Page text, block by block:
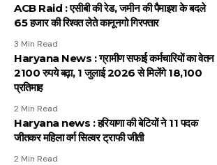
ACB Raid : एसीबी की रेड, जमीन की पैमाइश के बदले
65 हजार की रिश्वत लेते कानूनगो गिरफ्तार
3 Min Read
Haryana News : ग्रामीण सफाई कर्मचारियों का वेतन
2100 रुपये बढ़ा, 1 जुलाई 2026 से मिलेंगे 18,100
प्रतिमाह
2 Min Read
Haryana news : हरियाणा की बेटियों ने 11 पदक
जीतकर महिला वर्ग सिल्वर ट्राफी जीती
2 Min Read